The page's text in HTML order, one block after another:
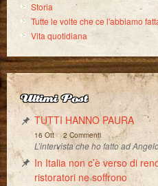
Storia
Tutte le volte che ce l'abbiamo
Vita quotidiana
Ultimi Post
TUTTI HANNO PAURA
16 Ott-2 Commenti
L’intervista che ho fatto ad
In Italia non c’è verso di
ristoratori ne soffrono